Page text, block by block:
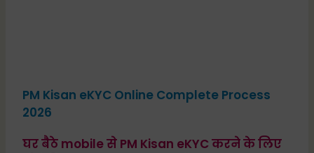
PM Kisan eKYC Online Complete Process
2026
घर बैठे mobile से PM Kisan eKYC करने के लिए